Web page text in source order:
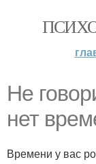
Не
нет
Времени у вас